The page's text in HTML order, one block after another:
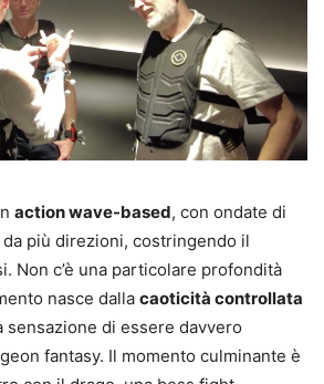
action wave-based, con ondate di
più direzioni, costringendo il
Non c’è una particolare profondità
nasce dalla caoticità controllata
sensazione di essere davvero
fantasy. Il momento culminante è